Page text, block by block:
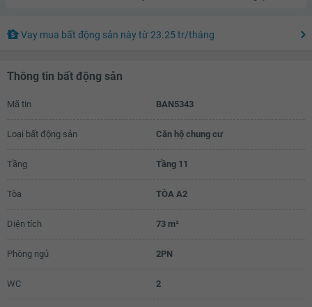
Vay mua bất động sản nàytừ23.25 tr/tháng
Thông tin bất động sản
Mã tin BAN5343
Loại bất động sản Căn hộ chung cư
Tầng Tầng 11
Tòa TÒA A2
Diện tích 73 m²
Phòng ngủ 2PN
WC 2